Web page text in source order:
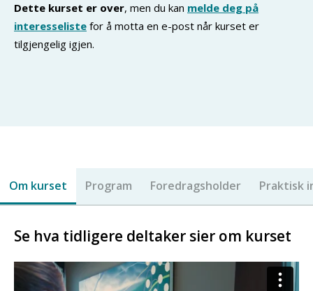
Dette kurset er over, men du kan melde deg på
interesseliste for å motta en e-post når kurset er
tilgjengelig igjen.
Om kurset Program Foredragsholder Praktisk
Se hva tidligere deltaker sier om kurset